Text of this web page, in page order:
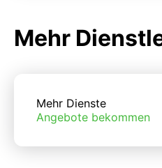
Mehr
Mehr Dienste
Angebote bekommen